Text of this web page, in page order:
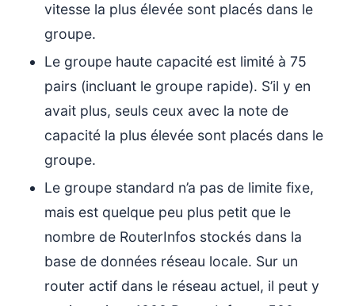
vitesse la plus élevée sont placés dans le
groupe.
Le groupe haute capacité est limité à 75
pairs (incluant le groupe rapide). S’il y en
avait plus, seuls ceux avec la note de
capacité la plus élevée sont placés dans le
groupe.
Le groupe standard n’a pas de limite fixe,
mais est quelque peu plus petit que le
nombre de RouterInfos stockés dans la
base de données réseau locale. Sur un
router actif dans le réseau actuel, il peut y